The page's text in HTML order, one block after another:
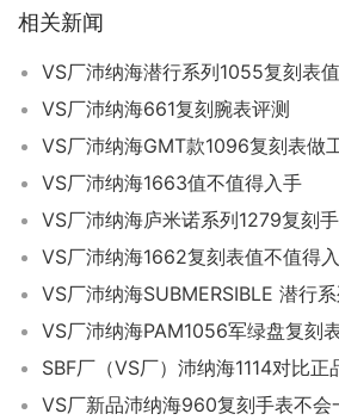
相关新闻
VS厂沛纳海潜行系列1055复刻表
VS厂沛纳海661复刻腕表评测
VS厂沛纳海GMT款1096复刻表做
VS厂沛纳海1663值不值得入手
VS厂沛纳海1662复刻表值不值得
VS厂沛纳海SUBMERSIBLE 潜行
VS厂沛纳海PAM1056军绿盘复刻
SBF厂（VS厂）沛纳海1114对比正
VS厂新品沛纳海960复刻手表不会